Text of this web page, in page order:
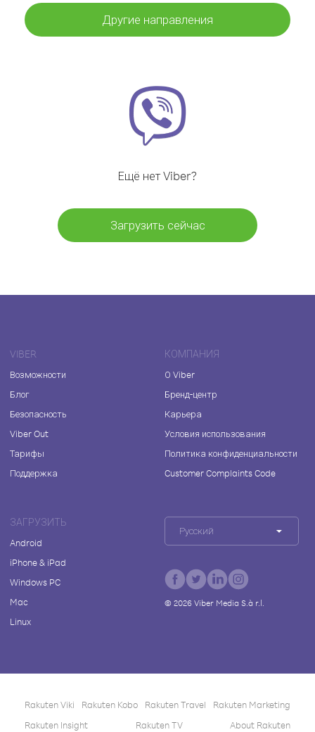
Другие направления
Ещё нет Viber?
Загрузить сейчас
VIBER
Возможности
Блог
Безопасность
Viber Out
Тарифы
Поддержка
КОМПАНИЯ
О Viber
Бренд-центр
Карьера
Условия использования
Политика конфиденциальности
Customer Complaints Code
ЗАГРУЗИТЬ
Android
iPhone & iPad
Windows PC
Mac
Linux
Русский
© 2026Viber Media S.à r.l.
Rakuten Viki Rakuten Kobo Rakuten Travel
Rakuten Marketing
Rakuten Insight
Rakuten TV About Rakuten